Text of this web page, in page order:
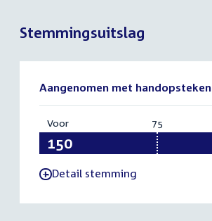
Stemmingsuitslag
Aangenomen met handopsteken
Voor:
150
75
-Detail stemming